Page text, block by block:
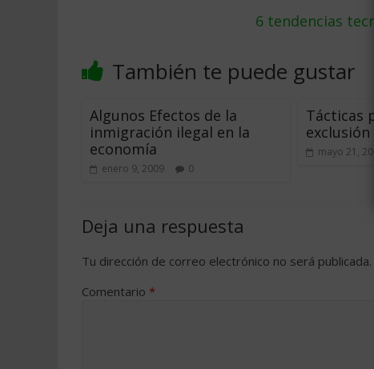
6 tendencias
También te puede gustar
Algunos Efectos de la
inmigración ilegal en la
economía
enero 9, 2009 0
Tácticas
exclusión
mayo 21,
Deja una respuesta
Tu dirección de correo electrónico no será publicada.
Comentario *